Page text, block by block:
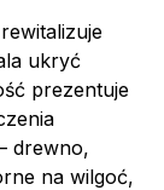
ukryć
prezentuje
drewno,
na wilgoć,